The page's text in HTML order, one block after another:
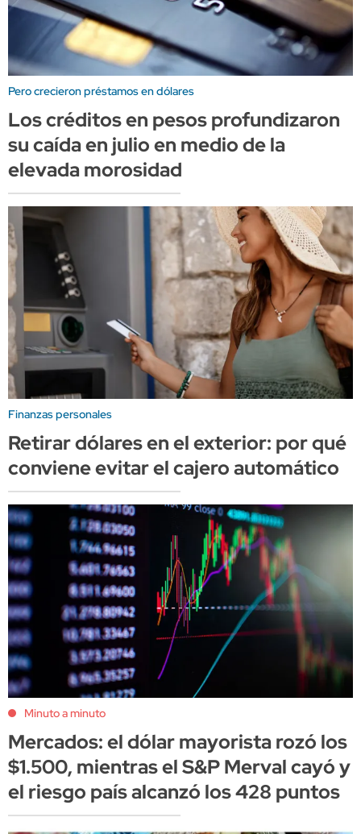
Pero crecieron préstamos en dólares
Los créditos en pesos profundizaron
su caída en julio en medio de la
elevada morosidad
Finanzas personales
Retirar dólares en el exterior: por qué
conviene evitar el cajero automático
Minuto a minuto
Mercados: el dólar mayorista rozó los
$1.500, mientras el S&P Merval cayó y
el riesgo país alcanzó los 428 puntos